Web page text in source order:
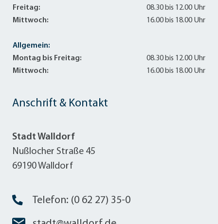
Anschrift & Kontakt
Stadt Walldorf
Nußlocher Straße 45
69190 Walldorf
Telefon: (0 62 27) 35-0
Freitag:
08.30 bis 12.00 Uhr
Mittwoch:
16.00 bis 18.00 Uhr
Allgemein:
Montag bis Freitag:
08.30 bis 12.00 Uhr
Mittwoch:
16.00 bis 18.00 Uhr